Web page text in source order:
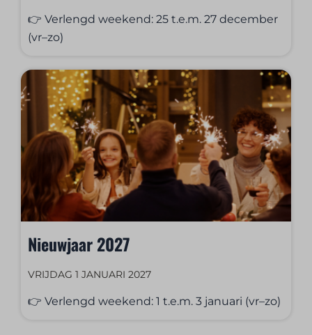
👉 Verlengd weekend: 25 t.e.m. 27 december
(vr–zo)
Nieuwjaar 2027
VRIJDAG 1 JANUARI 2027
👉 Verlengd weekend: 1 t.e.m. 3 januari (vr–zo)